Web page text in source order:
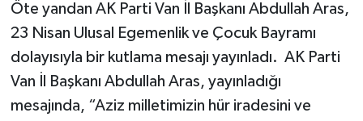
Öte yandan AK Parti Van İl Başkanı Abdullah Aras,
23 Nisan Ulusal Egemenlik ve Çocuk Bayramı
dolayısıyla bir kutlama mesajı yayınladı. AK Parti
Van İl Başkanı Abdullah Aras, yayınladığı
mesajında, “Aziz milletimizin hür iradesini ve